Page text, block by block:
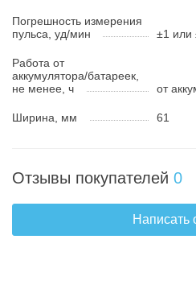
Погрешность измерения
пульса, уд/мин
±1 или
Работа от
аккумулятора/батареек,
не менее, ч
от
Ширина, мм 61
Отзывы покупателей 0
Написать